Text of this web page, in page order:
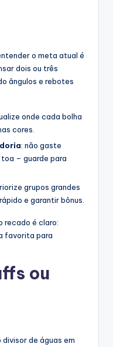
o meta atual é
dois ou três
ângulos e rebotes
onde cada bolha
cores.
: não gaste
– guarde para
grupos grandes
e garantir bônus.
recado é claro:
favorita para
ou
de águas em